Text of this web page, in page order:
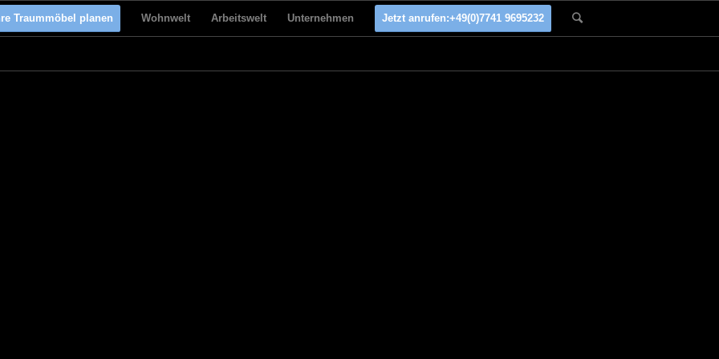
Traummöbel planen Wohnwelt Arbeitswelt Unternehmen Jetzt anrufen:+49(0)7741 9695232